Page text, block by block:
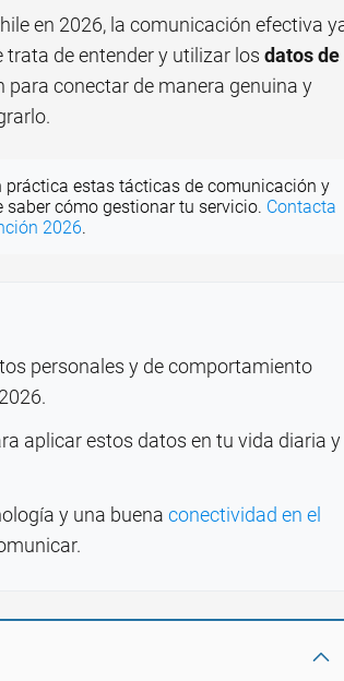
en 2026, la comunicación efectiva
trata de entender y utilizar los datos de
conectar de manera genuina y
práctica estas tácticas de comunicación y
saber cómo gestionar tu servicio. Contacta
2026.
personales y de comportamiento
aplicar estos datos en tu vida diaria y
y una buena conectividad en el